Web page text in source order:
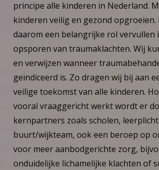
principe alle kinderen in Nederland.
kinderen veilig en gezond opgroeien.
daarom een belangrijke rol vervullen
opsporen van traumaklachten. Wij
en verwijzen wanneer
geïndiceerd is. Zo dragen wij bij aan
veilige toekomst van alle kinderen.
vooral vraaggericht werkt wordt er
kernpartners zoals scholen,
buurt/wijkteam, ook een beroep op
voor meer aanbodgerichte zorg,
onduidelijke lichamelijke klachten of